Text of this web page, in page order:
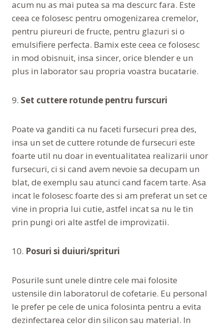
acum nu as mai putea sa ma descurc fara. Este
ceea ce folosesc pentru omogenizarea cremelor,
pentru piureuri de fructe, pentru glazuri si o
emulsifiere perfecta. Bamix este ceea ce folosesc
in mod obisnuit, insa sincer, orice blender e un
plus in laborator sau propria voastra bucatarie.
9. Set cuttere rotunde pentru furscuri
Poate va ganditi ca nu faceti fursecuri prea des,
insa un set de cuttere rotunde de fursecuri este
foarte util nu doar in eventualitatea realizarii unor
fursecuri, ci si cand avem nevoie sa decupam un
blat, de exemplu sau atunci cand facem tarte. Asa
incat le folosesc foarte des si am preferat un set ce
vine in propria lui cutie, astfel incat sa nu le tin
prin pungi ori alte astfel de improvizatii.
10. Posuri si duiuri/sprituri
Posurile sunt unele dintre cele mai folosite
ustensile din laboratorul de cofetarie. Eu personal
le prefer pe cele de unica folosinta pentru a evita
dezinfectarea celor din silicon sau material. In